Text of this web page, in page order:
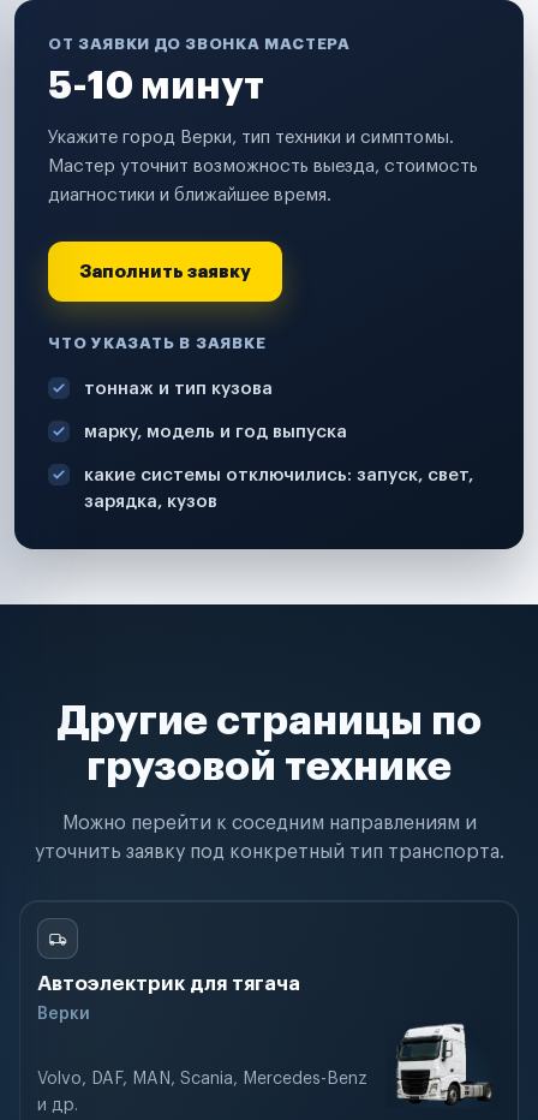
ОТ ЗАЯВКИ ДО ЗВОНКА МАСТЕРА
5-10 минут
Укажите город Верки, тип техники и симптомы.
Мастер уточнит возможность выезда, стоимость
диагностики и ближайшее время.
Заполнить заявку
ЧТО УКАЗАТЬ В ЗАЯВКЕ
тоннаж и тип кузова
марку, модель и год выпуска
какие системы отключились: запуск, свет,
зарядка, кузов
Другие страницы по
грузовой технике
Можно перейти к соседним направлениям и
уточнить заявку под конкретный тип транспорта.
Автоэлектрик для тягача
Верки
Volvo, DAF, MAN, Scania, Mercedes-Benz
и др.